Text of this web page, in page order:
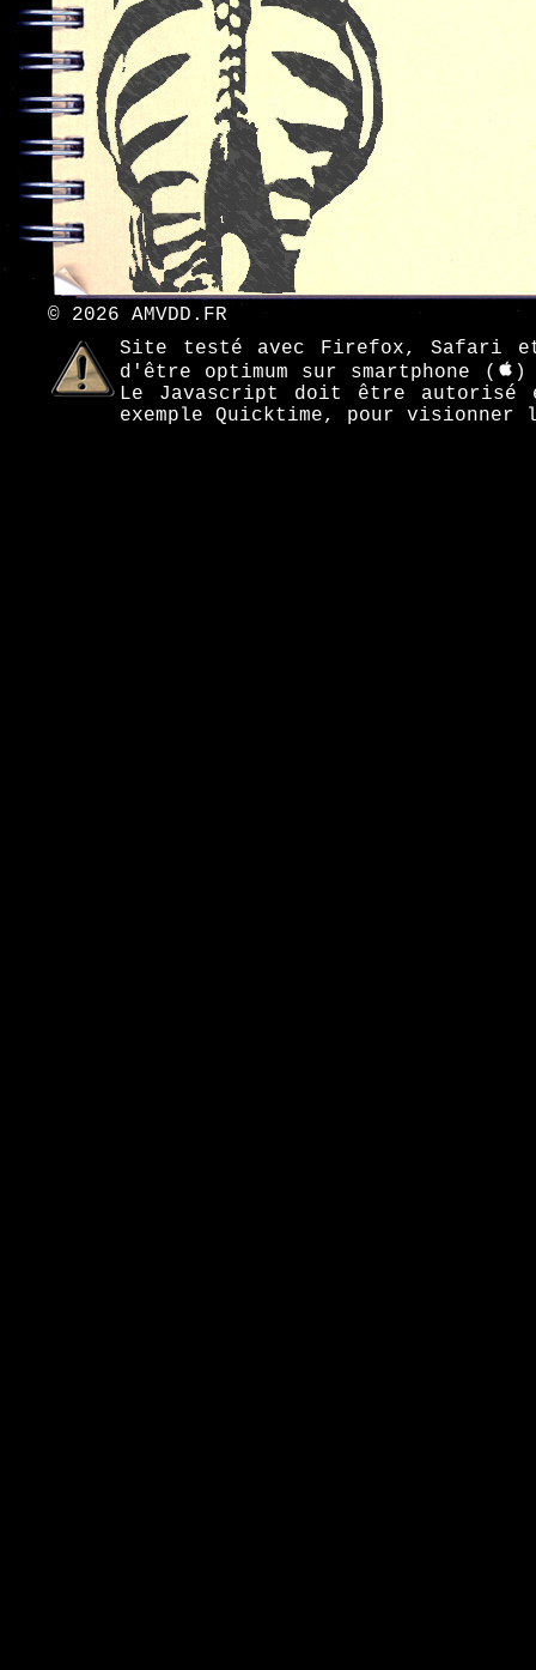
© 2026 AMVDD.FR
Site testé avec Firefox, Safari et
d'être optimum sur smartphone (
)
Le Javascript doit être autorisé
exemple Quicktime, pour visionner